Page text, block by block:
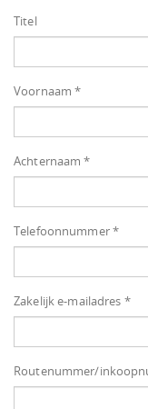
Titel
Voornaam *
Achternaam *
Telefoonnummer *
Zakelijk e-mailadres *
Routenummer/